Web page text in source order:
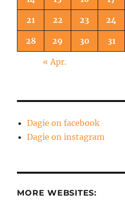
21 22 23 24
28 29 30 31
« Apr.
Dagie on facebook
Dagie on instagram
MORE WEBSITES: